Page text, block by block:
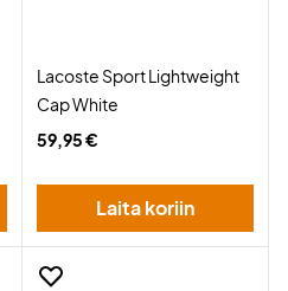
Lacoste Sport Lightweight
Cap White
59,95 €
Laita koriin